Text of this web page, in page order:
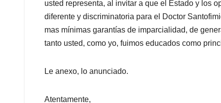
usted representa, al invitar a que el Estado y los
diferente y discriminatoria para el Doctor
mas mínimas garantías de imparcialidad, de
tanto usted, como yo, fuimos educados como
Le anexo, lo anunciado.
Atentamente,